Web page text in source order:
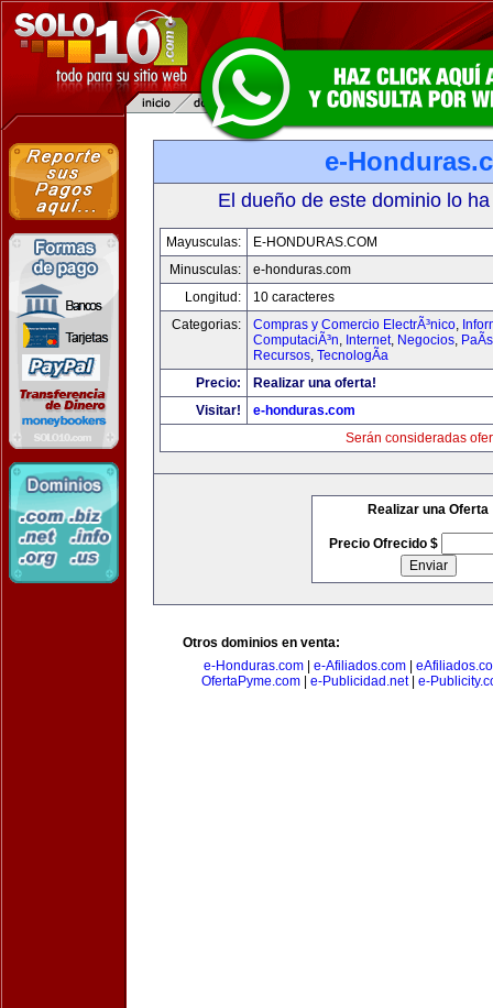
e-
El dueño de este dominio lo
Mayusculas:
E-HONDURAS.COM
Minusculas:
e-honduras.com
Longitud:
10 caracteres
Categorias:
Compras y Comercio ElectrÃ³nico,
ComputaciÃ³n, Internet, Negocios,
Recursos, TecnologÃ­a
Precio:
Realizar una oferta!
Visitar!
e-honduras.com
Serán consideradas
Realizar una Oferta
Precio Ofrecido $
Otros dominios en venta:
e-Honduras.com| e-Afiliados.com|
OfertaPyme.com| e-Publicidad.net| e-